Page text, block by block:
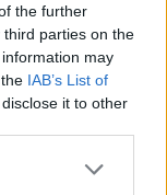
the further
parties on the
may
IAB’s List of
it to other